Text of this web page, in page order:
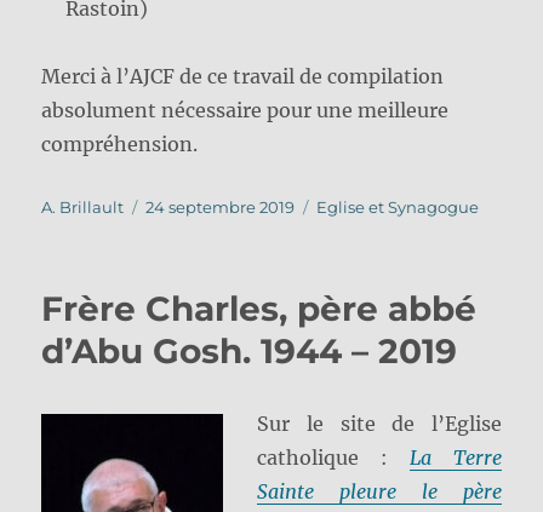
Rastoin)
Merci à l’AJCF de ce travail de compilation
absolument nécessaire pour une meilleure
compréhension.
Auteur
A. Brillault
Publié
24 septembre 2019 Catégories
Eglise et Synagogue
Frère Charles, père abbé
d’Abu Gosh. 1944 – 2019
Sur le site de l’Eglise
catholique : La Terre
Sainte pleure le père